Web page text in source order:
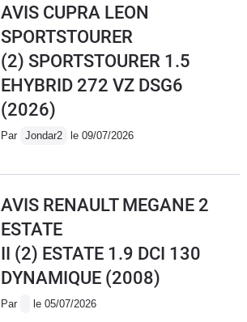
AVIS CUPRA LEON
SPORTSTOURER
(2) SPORTSTOURER 1.5
EHYBRID 272 VZ DSG6
(2026)
Par Jondar2 le 09/07/2026
AVIS RENAULT MEGANE 2
ESTATE
II (2) ESTATE 1.9 DCI 130
DYNAMIQUE (2008)
Par le 05/07/2026